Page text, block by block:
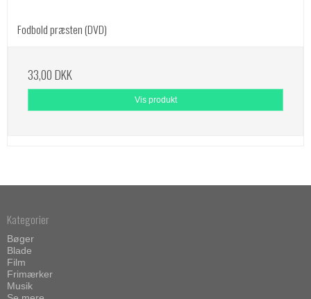
Fodbold præsten (DVD)
33,00 DKK
Vis produkt
Kategorier
Bøger
Blade
Film
Frimærker
Musik